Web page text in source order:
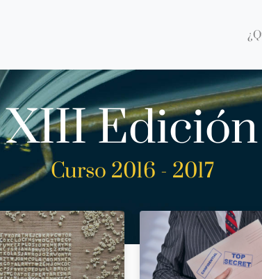
XIII Edición
Curso 2016 - 2017